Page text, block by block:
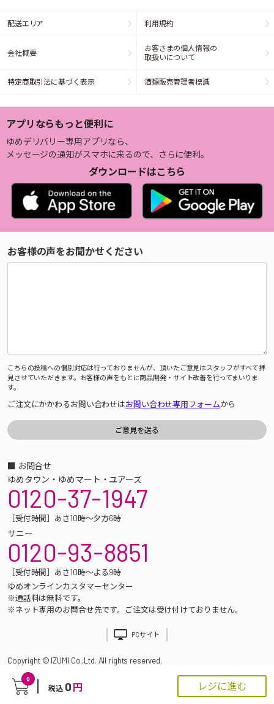
0
税込 0 円 レジに進む
配送エリア 利用規約
会社概要
お客さまの個人情報の
取扱いについて
特定商取引法に基づく表示 酒類販売管理者標識
アプリならもっと便利に
ゆめデリバリー専用アプリなら、
メッセージの通知がスマホに来るので、さらに便利。
ダウンロードはこちら
お客様の声をお聞かせください
こちらの投稿への個別対応は行っておりませんが、頂いたご意見はスタッフがすべて拝
見させていただきます。お客様の声をもとに商品開発・サイト改善を行ってまいりま
す。
ご注文にかかわるお問い合わせはお問い合わせ専用フォームから
■ お問合せ
ゆめタウン・ゆめマート・ユアーズ
0120-37-1947
［受付時間］あさ10時～夕方6時
サニー
0120-93-8851
［受付時間］あさ10時～よる9時
ゆめオンラインカスタマーセンター
※通話料は無料です。
※ネット専用のお問合せ先です。ご注文は受け付けておりません。
PCサイト
Copyright © IZUMI Co.,Ltd. All rights reserved.